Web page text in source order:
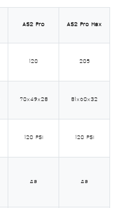
AS2 Pro AS2 Pro Max
120 205
70х49х28 81х60х32
120 PSI 120 PSI
да да